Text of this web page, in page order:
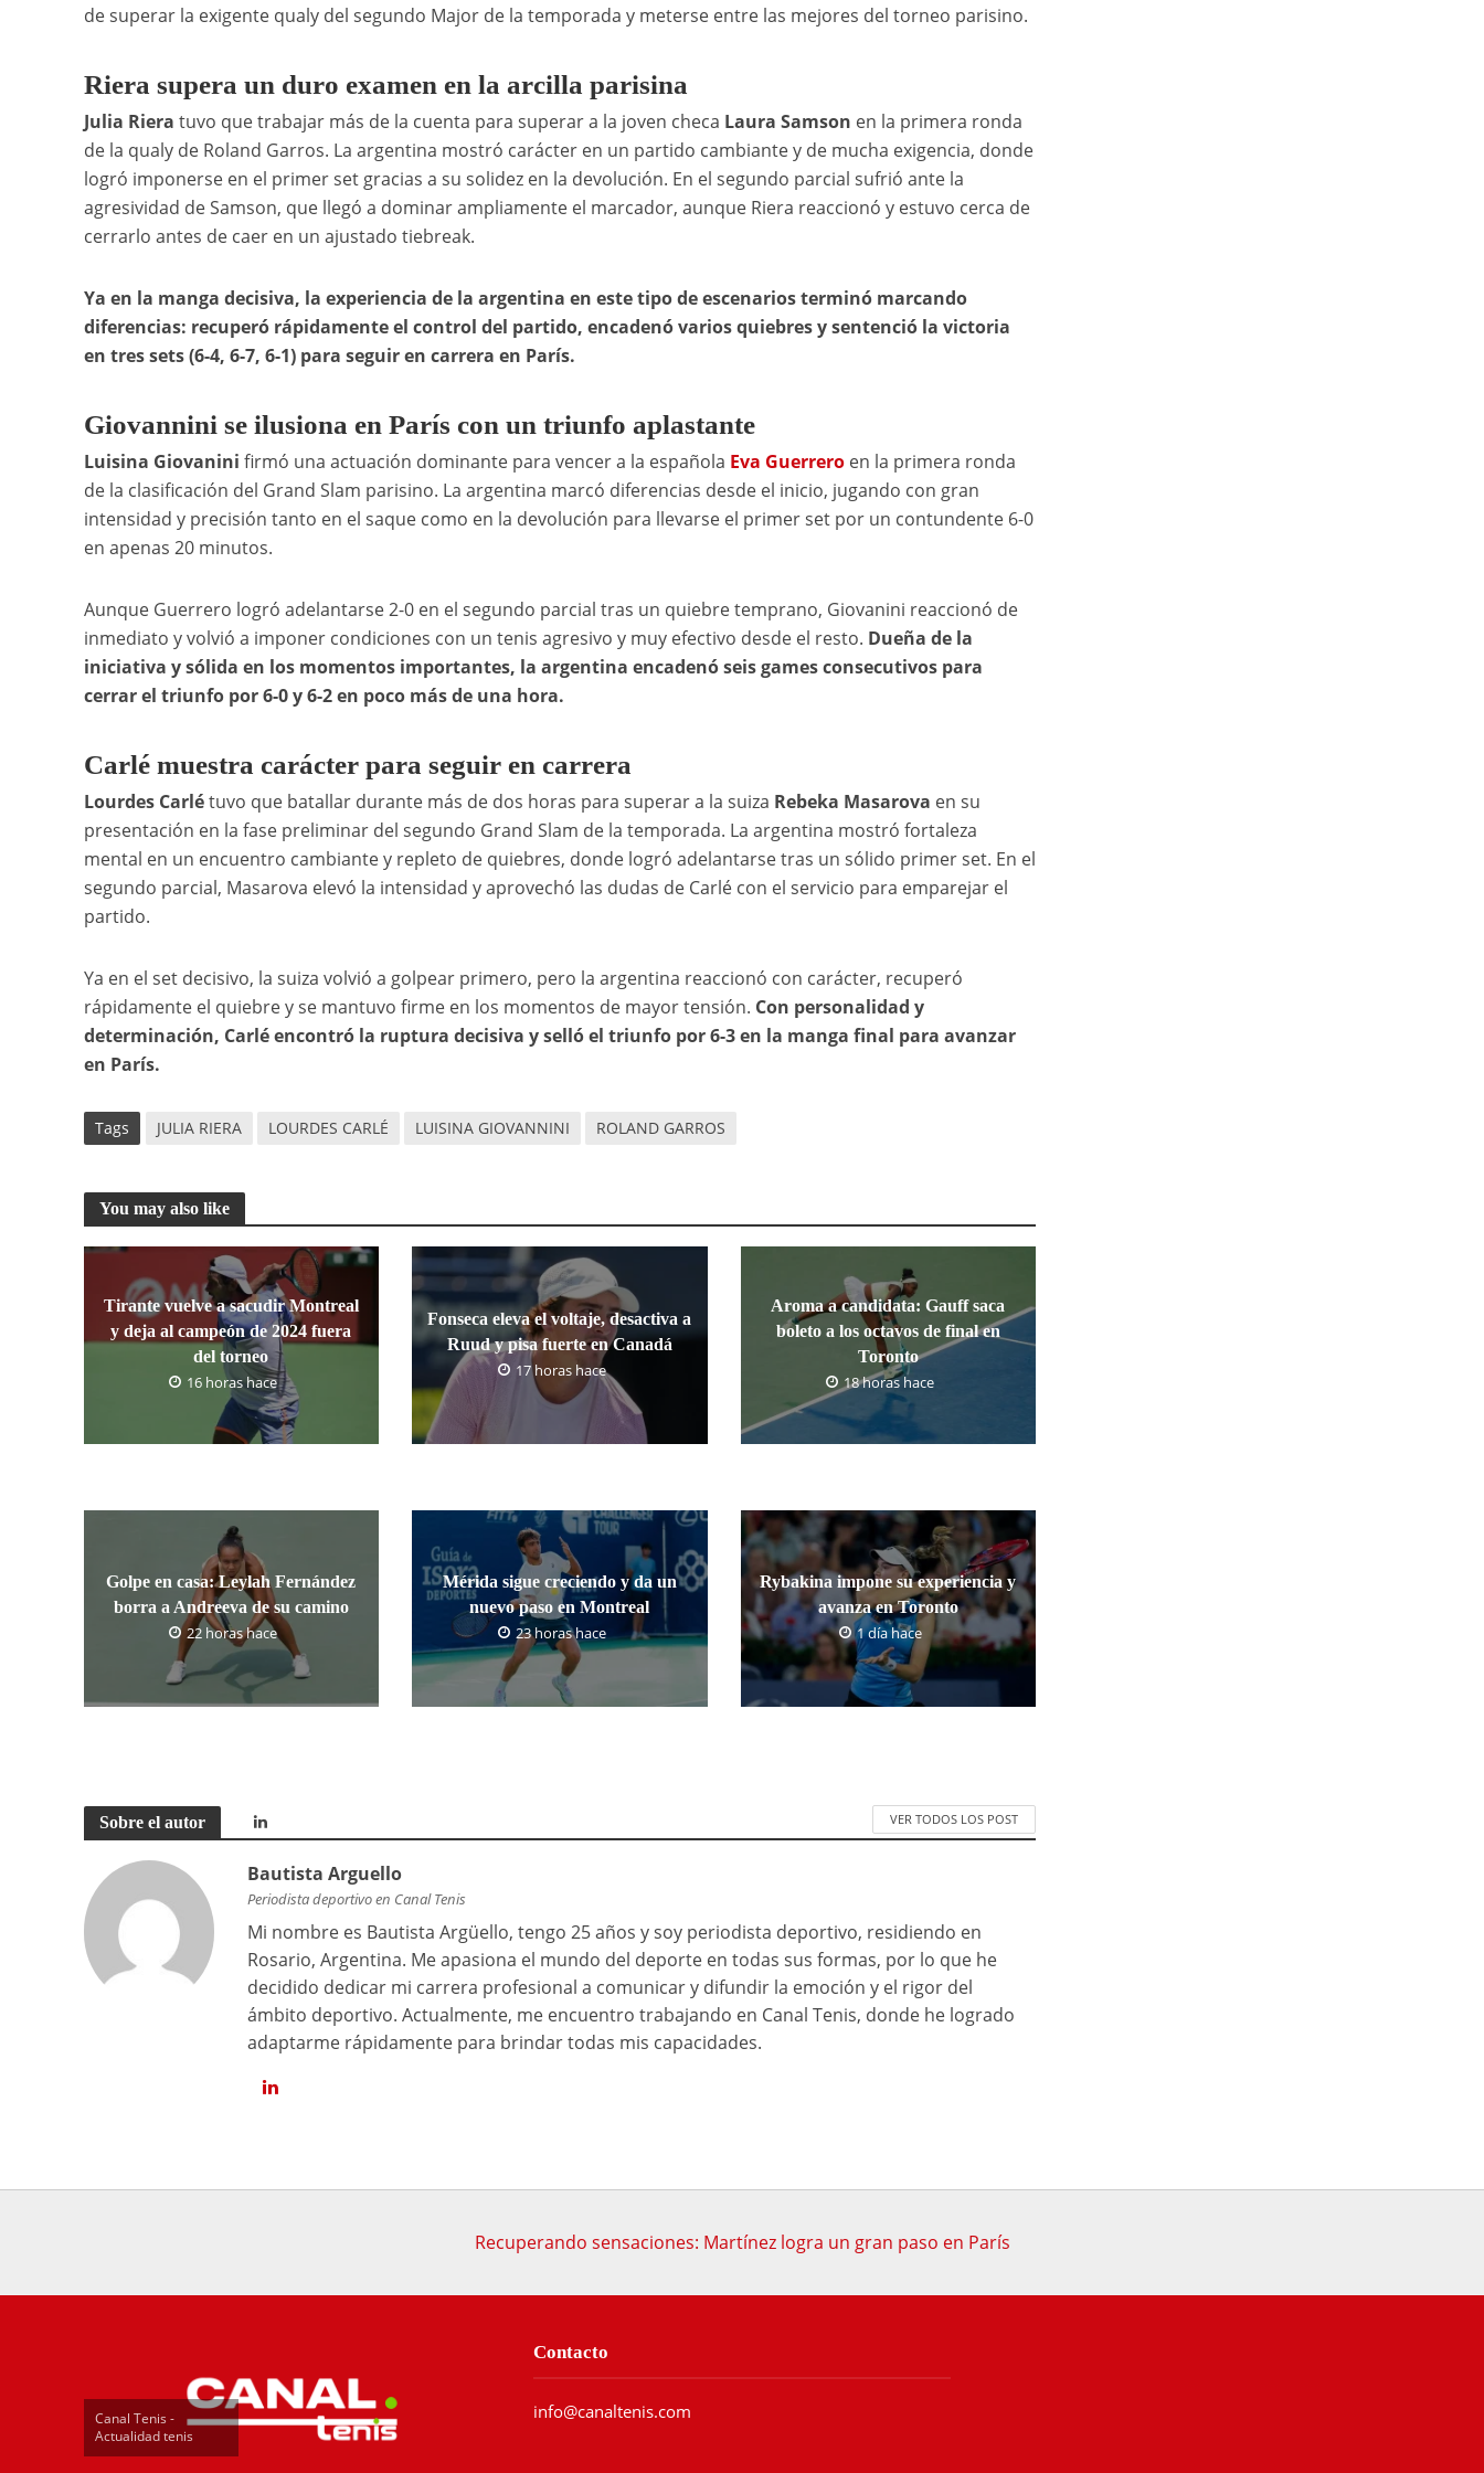
de superar la exigente qualy del segundo Major de la temporada y meterse entre las mejores del torneo parisino.
Riera supera un duro examen en la arcilla parisina
Julia Riera tuvo que trabajar más de la cuenta para superar a la joven checa Laura Samson en la primera ronda
de la qualy de Roland Garros. La argentina mostró carácter en un partido cambiante y de mucha exigencia, donde
logró imponerse en el primer set gracias a su solidez en la devolución. En el segundo parcial sufrió ante la
agresividad de Samson, que llegó a dominar ampliamente el marcador, aunque Riera reaccionó y estuvo cerca de
cerrarlo antes de caer en un ajustado tiebreak.
Ya en la manga decisiva, la experiencia de la argentina en este tipo de escenarios terminó marcando
diferencias: recuperó rápidamente el control del partido, encadenó varios quiebres y sentenció la victoria
en tres sets (6-4, 6-7, 6-1) para seguir en carrera en París.
Giovannini se ilusiona en París con un triunfo aplastante
Luisina Giovanini firmó una actuación dominante para vencer a la española Eva Guerreroen la primera ronda
de la clasificación del Grand Slam parisino. La argentina marcó diferencias desde el inicio, jugando con gran
intensidad y precisión tanto en el saque como en la devolución para llevarse el primer set por un contundente 6-0
en apenas 20 minutos.
Aunque Guerrero logró adelantarse 2-0 en el segundo parcial tras un quiebre temprano, Giovanini reaccionó de
inmediato y volvió a imponer condiciones con un tenis agresivo y muy efectivo desde el resto. Dueña de la
iniciativa y sólida en los momentos importantes, la argentina encadenó seis games consecutivos para
cerrar el triunfo por 6-0 y 6-2 en poco más de una hora.
Carlé muestra carácter para seguir en carrera
Lourdes Carlétuvo que batallar durante más de dos horas para superar a la suiza Rebeka Masarova en su
presentación en la fase preliminar del segundo Grand Slam de la temporada. La argentina mostró fortaleza
mental en un encuentro cambiante y repleto de quiebres, donde logró adelantarse tras un sólido primer set. En el
segundo parcial, Masarova elevó la intensidad y aprovechó las dudas de Carlé con el servicio para emparejar el
partido.
Ya en el set decisivo, la suiza volvió a golpear primero, pero la argentina reaccionó con carácter, recuperó
rápidamente el quiebre y se mantuvo firme en los momentos de mayor tensión. Con personalidad y
determinación, Carlé encontró la ruptura decisiva y selló el triunfo por 6-3 en la manga final para avanzar
en París.
Tags JULIA RIERA LOURDES CARLÉ LUISINA GIOVANNINI ROLAND GARROS
You may also like
Tirante vuelve a sacudir Montreal
y deja al campeón de 2024 fuera
del torneo
16 horas hace
Fonseca eleva el voltaje, desactiva a
Ruud y pisa fuerte en Canadá
17 horas hace
Aroma a candidata: Gauff saca
boleto a los octavos de final en
Toronto
18 horas hace
Golpe en casa: Leylah Fernández
borra a Andreeva de su camino
22 horas hace
Mérida sigue creciendo y da un
nuevo paso en Montreal
23 horas hace
Rybakina impone su experiencia y
avanza en Toronto
1 día hace
Sobre el autor VER TODOS LOS POST
Bautista Arguello
Periodista deportivo en Canal Tenis
Mi nombre es Bautista Argüello, tengo 25 años y soy periodista deportivo, residiendo en
Rosario, Argentina. Me apasiona el mundo del deporte en todas sus formas, por lo que he
decidido dedicar mi carrera profesional a comunicar y difundir la emoción y el rigor del
ámbito deportivo. Actualmente, me encuentro trabajando en Canal Tenis, donde he logrado
adaptarme rápidamente para brindar todas mis capacidades.
Recuperando sensaciones: Martínez logra un gran paso en París
Canal Tenis -
Actualidad tenis
Contacto
info@canaltenis.com